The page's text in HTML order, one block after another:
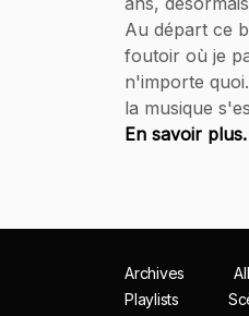
Au départ ce
foutoir où je
n'importe
la musique
En savoir plus.
Archives
Playlists